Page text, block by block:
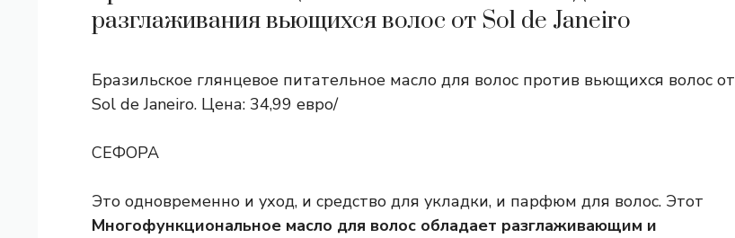
разглаживания вьющихся волос от Sol de Janeiro
Бразильское глянцевое питательное масло для волос против вьющихся волос от
Sol de Janeiro. Цена: 34,99 евро/
СЕФОРА
Это одновременно и уход, и средство для укладки, и парфюм для волос. Этот
Многофункциональное масло для волос обладает разглаживающим и